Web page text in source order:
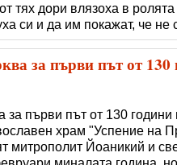
тях дори влязоха в
си и да им покажат, че не
на бала. В
шанс за възстановяване
за първи път от 130
за първи път от 130
храм "Успение на
митрополит Йоаникий и